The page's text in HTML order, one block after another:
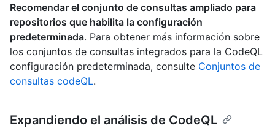
Recomendar el conjunto de consultas ampliado para
repositorios que habilita la configuración
predeterminada. Para obtener más información sobre
los conjuntos de consultas integrados para la CodeQL
configuración predeterminada, consulte Conjuntos de
consultas codeQL.
Expandiendo el análisis de CodeQL